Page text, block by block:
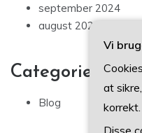
september 2024
august 2024
Categories
Blog
Vi
at
korrekt.
Disse